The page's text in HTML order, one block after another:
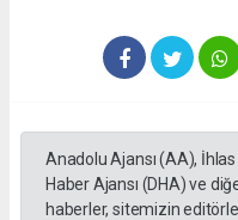
Anadolu Ajansı (AA),
Haber Ajansı (DHA) ve
haberler, sitemizin